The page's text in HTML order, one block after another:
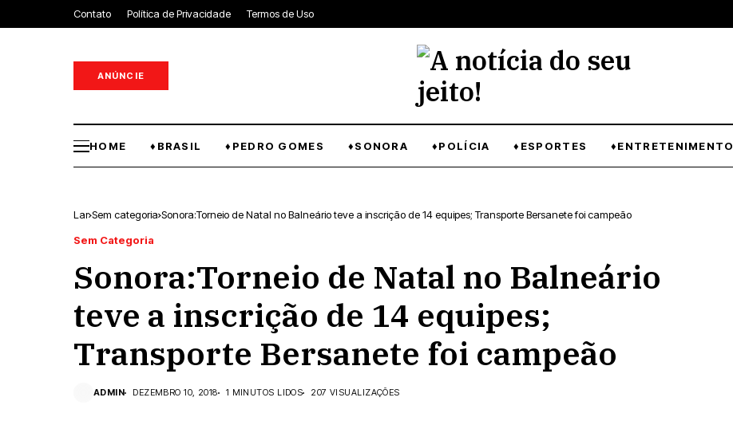
Contato Política de Privacidade Termos de Uso
ANÚNCIE
HOME ♦BRASIL ♦PEDRO GOMES ♦SONORA ♦POLÍCIA ♦ESPORTES ♦ENTRETENIMENTO
Lar Sem categoria Sonora:Torneio de Natal no Balneário teve a inscrição de 14 equipes; Transporte Bersanete foi campeão
Sem Categoria
Sonora:Torneio de Natal no Balneário
teve a inscrição de 14 equipes;
Transporte Bersanete foi campeão
ADMIN DEZEMBRO 10, 2018 1 MINUTOS LIDOS 207 VISUALIZAÇÕES